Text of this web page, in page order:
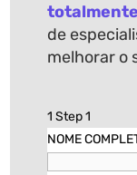
de
melhorar o
1 Step 1
NOME